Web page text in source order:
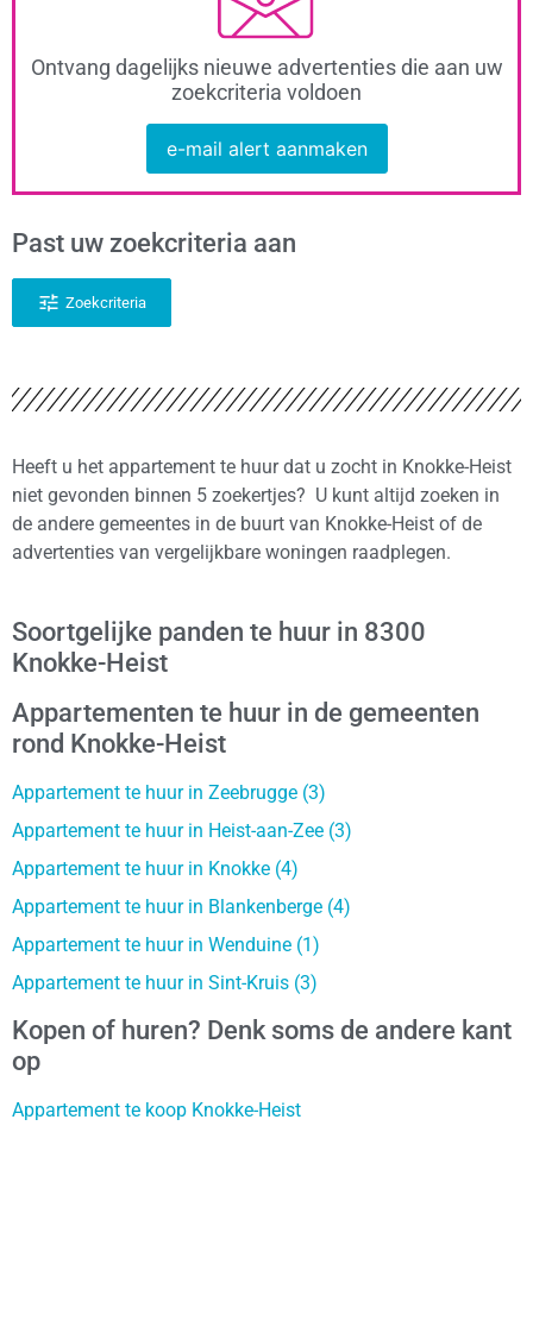
Ontvang dagelijks nieuwe advertenties die aan uw
zoekcriteria voldoen
e-mail alert aanmaken
Past uw zoekcriteria aan
Zoekcriteria
Heeft u het appartement te huur dat u zocht in Knokke-Heist
niet gevonden binnen 5 zoekertjes? U kunt altijd zoeken in
de andere gemeentes in de buurt van Knokke-Heist of de
advertenties van vergelijkbare woningen raadplegen.
Soortgelijke panden te huur in 8300
Knokke-Heist
Appartementen te huur in de gemeenten
rond Knokke-Heist
Appartement te huur in Zeebrugge (3)
Appartement te huur in Heist-aan-Zee (3)
Appartement te huur in Knokke (4)
Appartement te huur in Blankenberge (4)
Appartement te huur in Wenduine (1)
Appartement te huur in Sint-Kruis (3)
Kopen of huren? Denk soms de andere kant
op
Appartement te koop Knokke-Heist